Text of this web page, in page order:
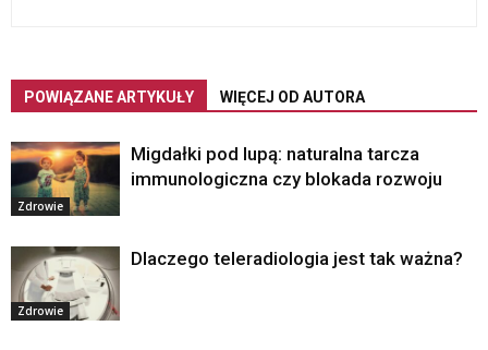
POWIĄZANE ARTYKUŁY WIĘCEJ OD AUTORA
Zdrowie
Migdałki pod lupą: naturalna tarcza
immunologiczna czy blokada rozwoju
Zdrowie
Dlaczego teleradiologia jest tak ważna?